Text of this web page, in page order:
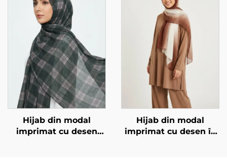
Hijab din modal
imprimat cu desen
Hijab din modal
imprimat cu desen în